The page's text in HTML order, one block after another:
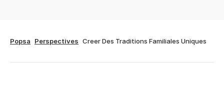
Popsa Perspectives Creer Des Traditions Familiales Uniques